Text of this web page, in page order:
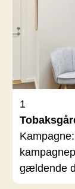
1
gældende